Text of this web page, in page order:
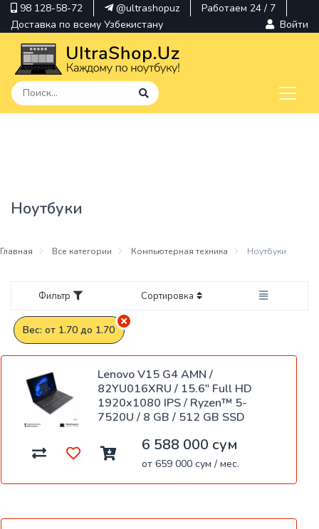
98 128-58-72 @ultrashopuz
Работаем 24 / 7
Доставка по всему Узбекистану
Войти
Hp
Ноутбуки
Главная Все категории Компьютерная техника Ноутбуки
Фильтр Сортировка
Вес: от 1.70 до 1.70
Lenovo V15 G4 AMN /
82YU016XRU / 15.6" Full HD
1920x1080 IPS / Ryzen™ 5-
7520U / 8 GB / 512 GB SSD
6 588 000 сум
от 659 000 сум / мес.